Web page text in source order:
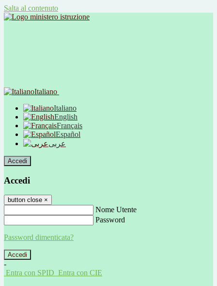
Salta al contenuto
Italiano
Italiano
English
Français
Español
عربى
Accedi
Accedi
button close ×
Nome Utente
Password
Password dimenticata?
-
Entra con SPID Entra con CIE